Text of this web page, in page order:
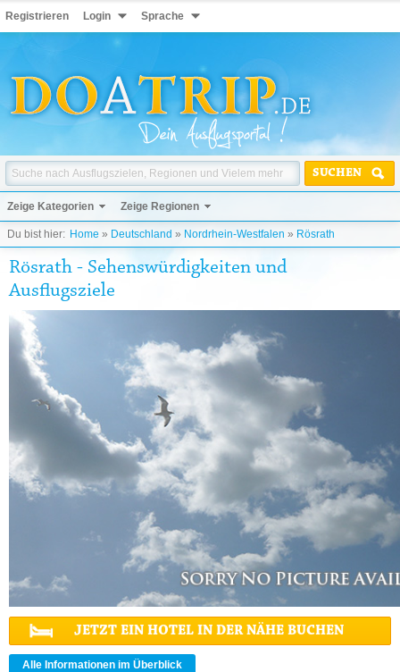
Registrieren Login Sprache
SUCHEN
Zeige Kategorien Zeige Regionen
Du bist hier: Home » Deutschland » Nordrhein-Westfalen » Rösrath
Rösrath - Sehenswürdigkeiten und
Ausflugsziele
JETZT EIN HOTEL IN DER NÄHE BUCHEN
Alle Informationen im Überblick